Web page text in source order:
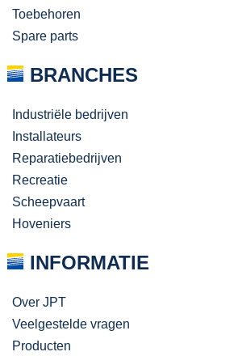
Toebehoren
Spare parts
BRANCHES
Industriële bedrijven
Installateurs
Reparatiebedrijven
Recreatie
Scheepvaart
Hoveniers
INFORMATIE
Over JPT
Veelgestelde vragen
Producten